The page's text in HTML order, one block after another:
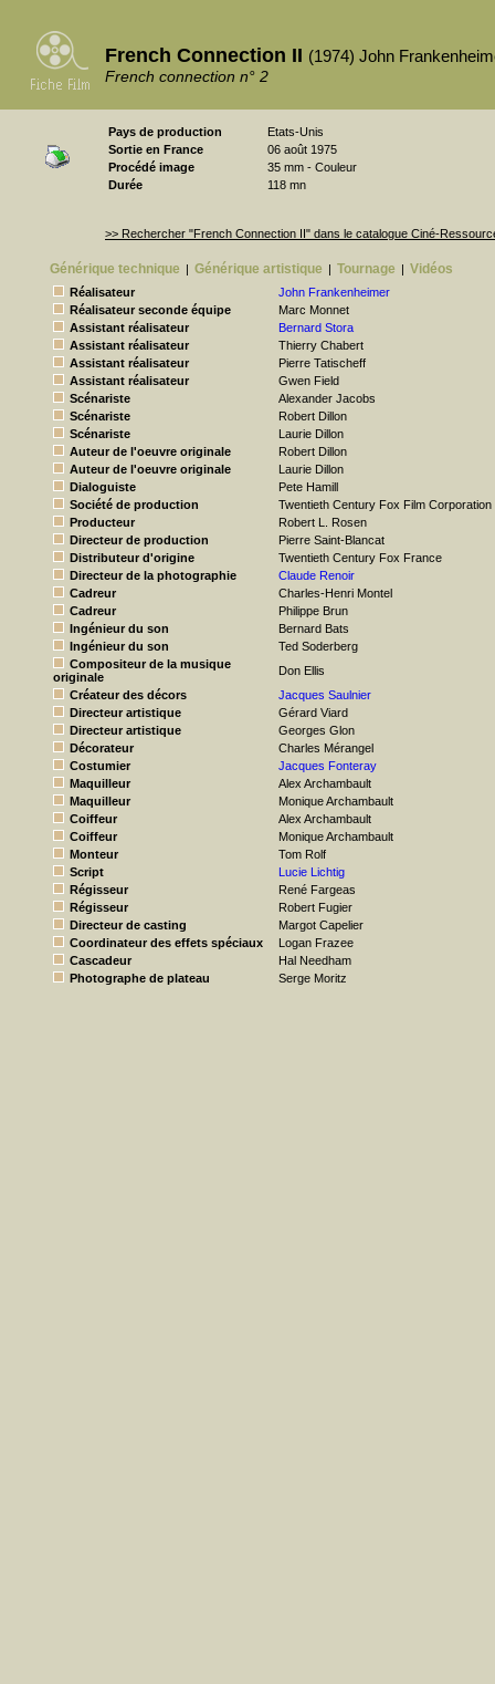
French Connection II (1974) John
French connection n° 2
Pays de production
Etats-Unis
Sortie en France
06 août 1975
Procédé image
35 mm - Couleur
Durée
118 mn
>> Rechercher "French Connection II" dans le catalogue Ciné-
Générique technique | Générique artistique | Tournage | Vidéos
Réalisateur
John Frankenheimer
Réalisateur seconde équipe
Marc Monnet
Assistant réalisateur
Bernard Stora
Assistant réalisateur
Thierry Chabert
Assistant réalisateur
Pierre Tatischeff
Assistant réalisateur
Gwen Field
Scénariste
Alexander Jacobs
Scénariste
Robert Dillon
Scénariste
Laurie Dillon
Auteur de l'oeuvre originale
Robert Dillon
Auteur de l'oeuvre originale
Laurie Dillon
Dialoguiste
Pete Hamill
Société de production
Twentieth Century Fox Film Corporation
Producteur
Robert L. Rosen
Directeur de production
Pierre Saint-Blancat
Distributeur d'origine
Twentieth Century Fox France
Directeur de la photographie
Claude Renoir
Cadreur
Charles-Henri Montel
Cadreur
Philippe Brun
Ingénieur du son
Bernard Bats
Ingénieur du son
Ted Soderberg
Compositeur de la musique
originale
Don Ellis
Créateur des décors
Jacques Saulnier
Directeur artistique
Gérard Viard
Directeur artistique
Georges Glon
Décorateur
Charles Mérangel
Costumier
Jacques Fonteray
Maquilleur
Alex Archambault
Maquilleur
Monique Archambault
Coiffeur
Alex Archambault
Coiffeur
Monique Archambault
Monteur
Tom Rolf
Script
Lucie Lichtig
Régisseur
René Fargeas
Régisseur
Robert Fugier
Directeur de casting
Margot Capelier
Coordinateur des effets spéciaux
Logan Frazee
Cascadeur
Hal Needham
Photographe de plateau
Serge Moritz